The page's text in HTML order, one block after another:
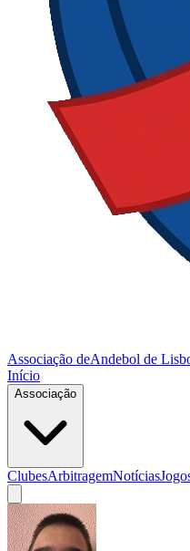
Associação deAndebol de
Início
Associação
ClubesArbitragemNotícias